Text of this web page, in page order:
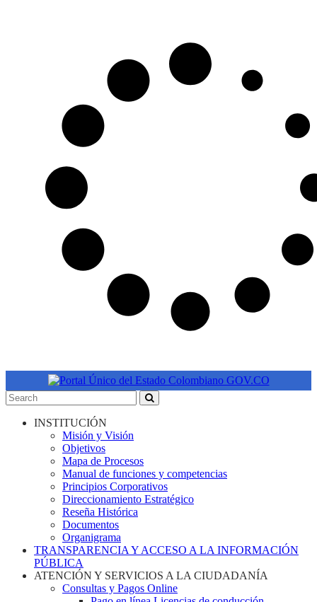
INSTITUCIÓN
Misión y Visión
Objetivos
Mapa de Procesos
Manual de funciones y competencias
Principios Corporativos
Direccionamiento Estratégico
Reseña Histórica
Documentos
Organigrama
TRANSPARENCIA Y ACCESO A LA INFORMACIÓN
PÚBLICA
ATENCIÓN Y SERVICIOS A LA CIUDADANÍA
Consultas y Pagos Online